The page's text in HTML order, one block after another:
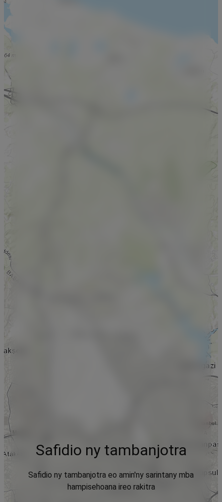
Safidio ny tambanjotra
Safidio ny tambanjotra eo amin'ny sarintany mba
hampisehoana ireo rakitra